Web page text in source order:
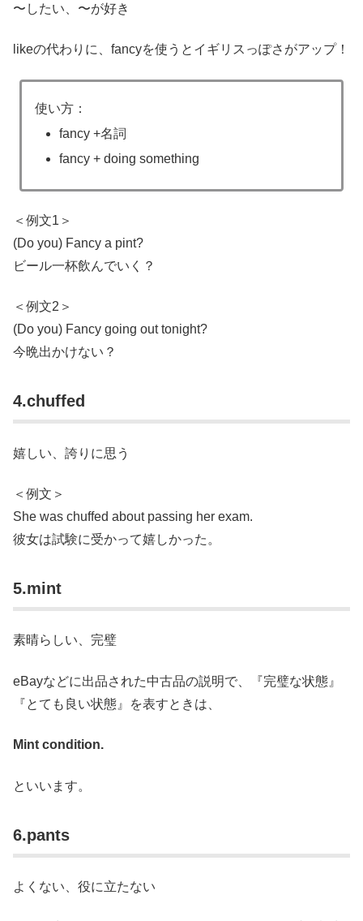
〜したい、〜が好き
likeの代わりに、fancyを使うとイギリスっぽさがアップ！
使い方：
fancy +名詞
fancy + doing something
＜例文1＞
(Do you) Fancy a pint?
ビール一杯飲んでいく？
＜例文2＞
(Do you) Fancy going out tonight?
今晩出かけない？
4.chuffed
嬉しい、誇りに思う
＜例文＞
She was chuffed about passing her exam.
彼女は試験に受かって嬉しかった。
5.mint
素晴らしい、完璧
eBayなどに出品された中古品の説明で、『完璧な状態』
『とても良い状態』を表すときは、
Mint condition.
といいます。
6.pants
よくない、役に立たない